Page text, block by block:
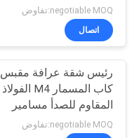
المعمل
مراقبة
الجودة
خريطة
نوع 17 برغي
negotiable MOQ:تفاوض
اتصال
رئيس شقة عرافة مقبس
كاب المسمار M4 الفولاذ
المقاوم للصدأ مسامير
معدنية
negotiable MOQ:تفاوض